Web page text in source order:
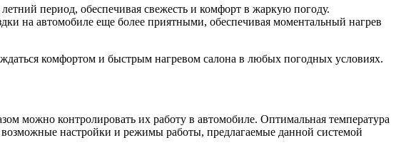
период, обеспечивая свежесть и комфорт в жаркую погоду.
на автомобиле еще более приятными, обеспечивая моментальный нагрев
комфортом и быстрым нагревом салона в любых погодных условиях.
можно контролировать их работу в автомобиле. Оптимальная температура
настройки и режимы работы, предлагаемые данной системой